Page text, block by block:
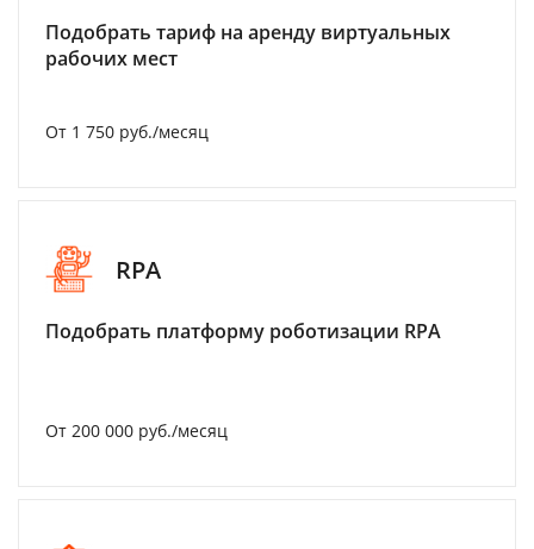
Подобрать тариф на аренду виртуальных
рабочих мест
От 1 750 руб./месяц
RPA
Подобрать платформу роботизации RPA
От 200 000 руб./месяц